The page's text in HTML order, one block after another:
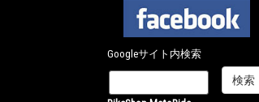
Googleサイト内検索